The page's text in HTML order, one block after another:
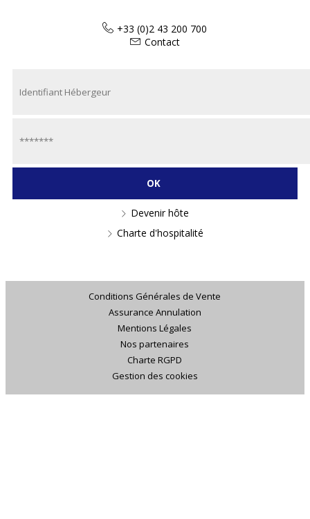
+33 (0)2 43 200 700
Contact
Devenir hôte
Charte d'hospitalité
Conditions Générales de Vente
Assurance Annulation
Mentions Légales
Nos partenaires
Charte RGPD
Gestion des cookies